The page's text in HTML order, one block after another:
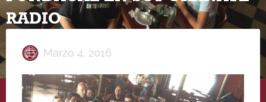
RADIO
Marzo 4, 2016